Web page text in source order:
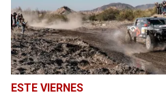
ESTE VIERNES